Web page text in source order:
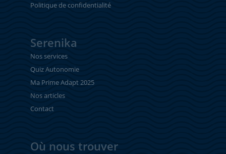
Politique de confidentialité
Serenika
Nos services
Quiz Autonomie
Ma Prime Adapt 2025
Nos articles
Contact
Où nous trouver